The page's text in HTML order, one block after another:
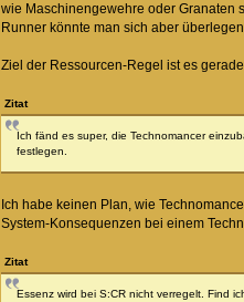
wie Maschinengewehre oder Granaten
Runner könnte man sich aber
Ziel der Ressourcen-Regel ist es
Zitat
Ich fänd es super, die Technomancer
festlegen.
Ich habe keinen Plan, wie
System-Konsequenzen bei einem
Zitat
Essenz wird bei S:CR nicht verregelt. Find